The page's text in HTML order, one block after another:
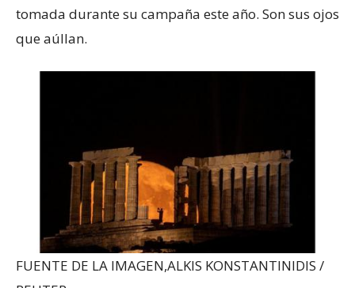
tomada durante su campaña este año. Son sus ojos
que aúllan.
FUENTE DE LA IMAGEN,ALKIS KONSTANTINIDIS /